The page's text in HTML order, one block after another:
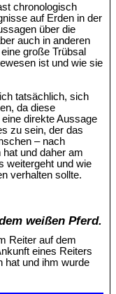
chronologisch
auf Erden in der
über die
auch in anderen
große Trübsal
ist und wie sie
tatsächlich, sich
da diese
direkte Aussage
zu sein, der das
– nach
und daher am
weitergeht und wie
verhalten sollte.
weißen Pferd.
Reiter auf dem
eines Reiters
hat und ihm wurde